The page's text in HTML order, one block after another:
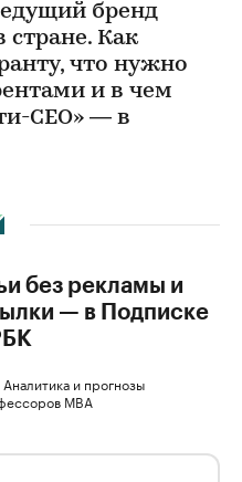
бренд
стране. Как
что нужно
и в чем
CEO» — в
без рекламы и
— в Подписке
Аналитика и прогнозы
MBA